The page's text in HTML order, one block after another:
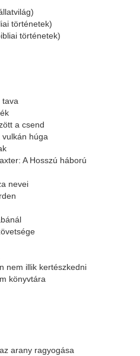
történetek)
történetek)
tava
a csend
vulkán húga
A Hosszú háború
nevei
nem illik kertészkedni
könyvtára
arany ragyogása